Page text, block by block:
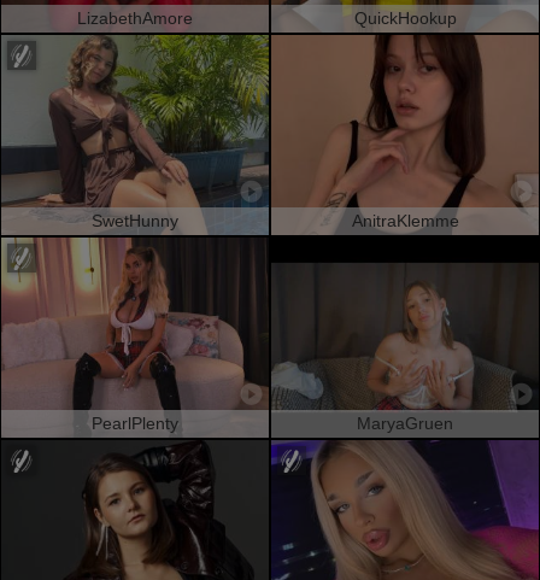
LizabethAmore QuickHookup
SwetHunny AnitraKlemme
PearlPlenty MaryaGruen